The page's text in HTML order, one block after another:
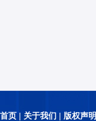
首页 | 关于我们 | 版权声明